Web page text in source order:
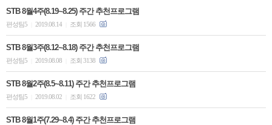
STB 8월4주(8.19~8.25) 주간 추천프로그램
편성팀5 2019.08.14 조회 1566
STB 8월3주(8.12~8.18) 주간 추천프로그램
편성팀5 2019.08.08 조회 3138
STB 8월2주(8.5~8.11) 주간 추천프로그램
편성팀5 2019.08.02 조회 1622
STB 8월1주(7.29~8.4) 주간 추천프로그램